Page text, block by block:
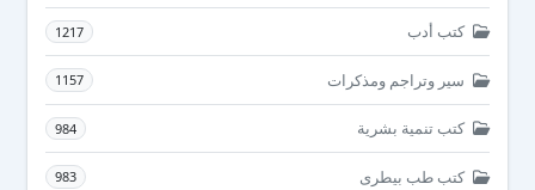
كتب أدب 1217
سير وتراجم ومذكرات 1157
كتب تنمية بشرية 984
كتب طب بيطرى 983